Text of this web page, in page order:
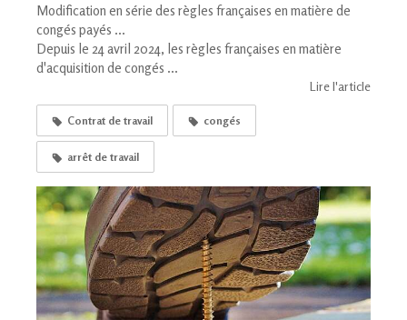
Modification en série des règles françaises en matière de
congés payés ...
Depuis le 24 avril 2024, les règles françaises en matière
d'acquisition de congés ...
Lire l'article
Contrat de travail congés
arrêt de travail